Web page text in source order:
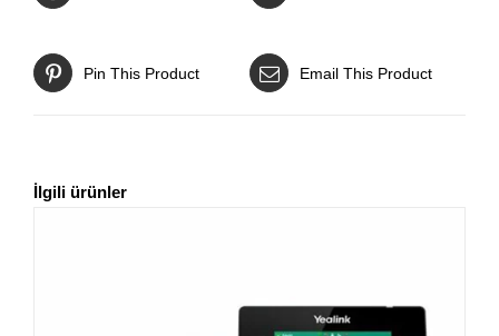
Pin This Product Email This Product
İlgili ürünler